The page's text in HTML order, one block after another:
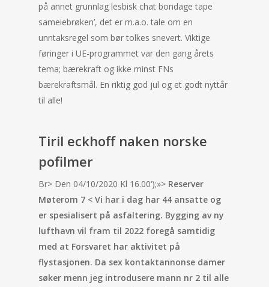
på annet grunnlag lesbisk chat bondage tape
sameiebrøken’, det er m.a.o. tale om en
unntaksregel som bør tolkes snevert. Viktige
føringer i UE-programmet var den gang årets
tema; bærekraft og ikke minst FNs
bærekraftsmål. En riktig god jul og et godt nyttår
til alle!
Tiril eckhoff naken norske
pofilmer
Br> Den 04/10/2020 Kl 16.00‘);»> Reserver
Møterom 7 < Vi har i dag har 44 ansatte og
er spesialisert på asfaltering. Bygging av ny
lufthavn vil fram til 2022 foregå samtidig
med at Forsvaret har aktivitet på
flystasjonen. Da sex kontaktannonse damer
søker menn jeg introdusere mann nr 2 til alle